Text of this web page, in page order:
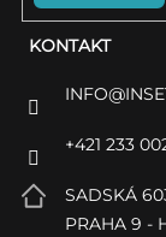
KONTAKT
INFO@
+421 233
SADSKÁ
PRAHA 9 -